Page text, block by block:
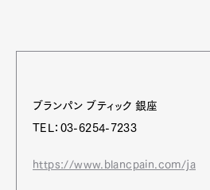
ブランパン ブティック 銀座
TEL：03-6254-7233
https://www.blancpain.com/ja